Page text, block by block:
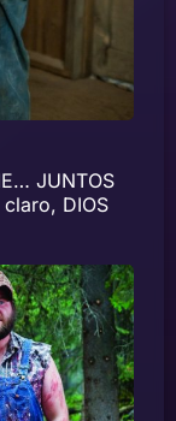
JUNTOS
DIOS